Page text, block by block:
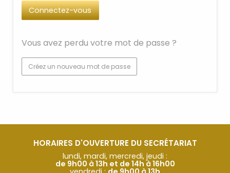
Vous avez perdu votre mot de passe ?
Créez un nouveau mot de passe
HORAIRES D'OUVERTURE DU SECRÉTARIAT
lundi, mardi, mercredi, jeudi :
de 9h00 à 13h et de 14h à 16h00